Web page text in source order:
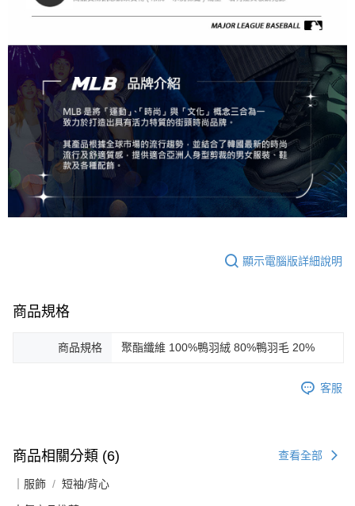
顯示電腦版詳細說明
商品規格
商品規格 聚酯纖維 100%鴨羽絨 80%鴨羽毛 20%
客服
商品相關分類 (6) 查看全部
｜服飾 短袖/背心